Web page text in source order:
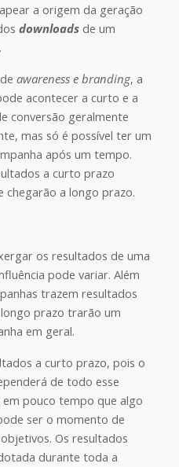
a origem da geração
downloads de um
awareness e branding, a
acontecer a curto e a
conversão geralmente
mas só é possível ter um
após um tempo.
a curto prazo
chegarão a longo prazo.
os resultados de uma
pode variar. Além
trazem resultados
prazo trarão um
em geral.
a curto prazo, pois o
de todo esse
pouco tempo que algo
ser o momento de
Os resultados
durante toda a